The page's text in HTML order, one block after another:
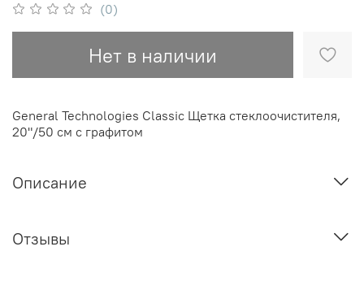
(0)
Нет в наличии
General Technologies Classic Щетка стеклоочистителя,
20"/50 см с графитом
Описание
Отзывы